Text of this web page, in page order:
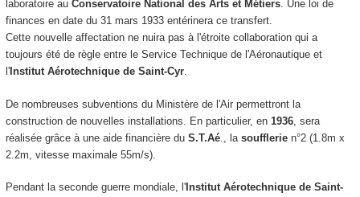
laboratoire au Conservatoire National des Arts et Métiers. Une loi de
finances en date du 31 mars 1933 entérinera ce transfert.
Cette nouvelle affectation ne nuira pas à l'étroite collaboration qui a
toujours été de règle entre le Service Technique de l'Aéronautique et
l'Institut Aérotechnique de Saint-Cyr.
De nombreuses subventions du Ministère de l'Air permettront la
construction de nouvelles installations. En particulier, en 1936, sera
réalisée grâce à une aide financière du S.T.Aé., la soufflerien°2 (1.8m x
2.2m, vitesse maximale 55m/s).
Pendant la seconde guerre mondiale, l'Institut Aérotechnique de Saint-